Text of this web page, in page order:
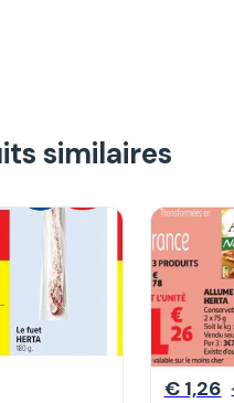
similaires
€ 1,26